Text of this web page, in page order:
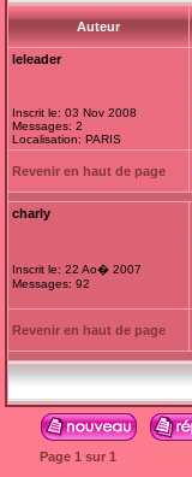
Auteur
leleader
Inscrit le: 03 Nov 2008
Messages: 2
Localisation: PARIS
Revenir en haut de page
charly
Inscrit le: 22 Ao� 2007
Messages: 92
Revenir en haut de page
Page 1 sur 1